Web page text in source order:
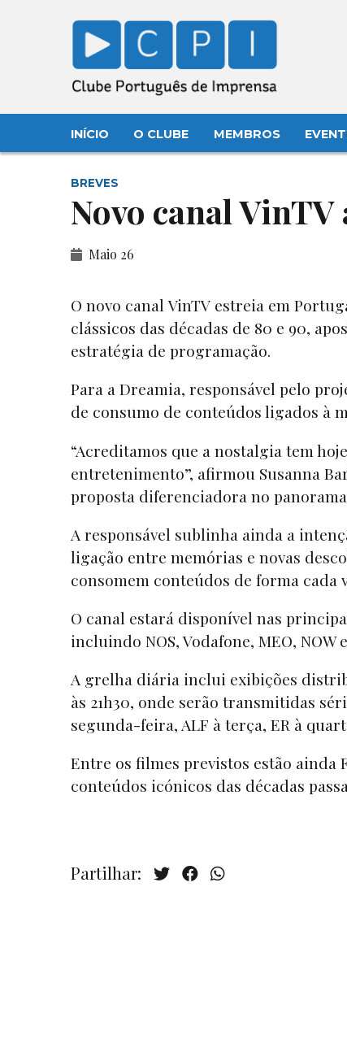
INÍCIO O CLUBE MEMBROS
BREVES
Novo canal
Maio 26
O novo canal VinTV estreia em
clássicos das décadas de 80 e 90,
estratégia de programação.
Para a Dreamia, responsável pelo
de consumo de conteúdos ligados à
“Acreditamos que a nostalgia tem
entretenimento”, afirmou Susanna
proposta diferenciadora no
A responsável sublinha ainda a
ligação entre memórias e novas
consomem conteúdos de forma cada
O canal estará disponível nas
incluindo NOS, Vodafone, MEO, NOW
A grelha diária inclui exibições
às 21h30, onde serão transmitidas
segunda-feira, ALF à terça, ER à
Entre os filmes previstos estão ainda
conteúdos icónicos das décadas
Partilhar: